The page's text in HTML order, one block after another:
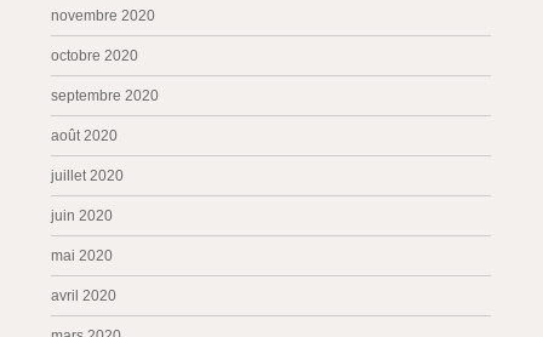
novembre 2020
octobre 2020
septembre 2020
août 2020
juillet 2020
juin 2020
mai 2020
avril 2020